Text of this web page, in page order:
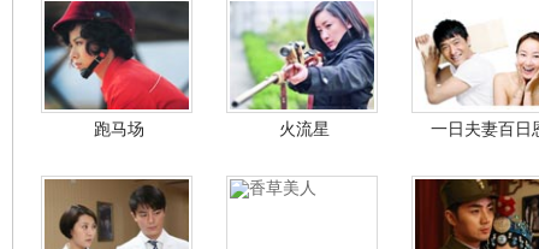
跑马场 火流星 一日夫妻百日